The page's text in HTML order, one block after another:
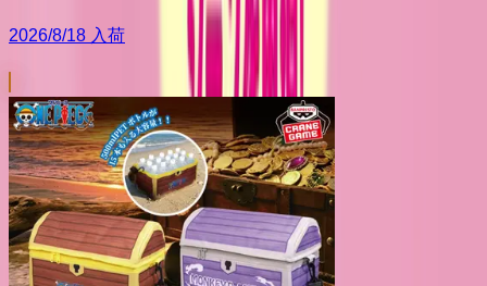
2026/8/18 入荷